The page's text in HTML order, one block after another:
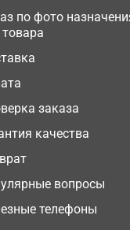
по фото
заказа
качества
вопросы
телефоны